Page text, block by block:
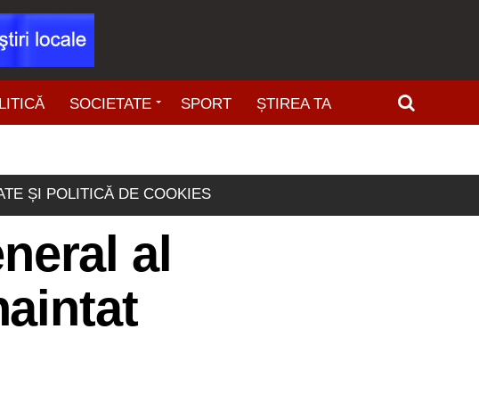
SOCIETATE SPORT ȘTIREA TA
ȘI POLITICĂ DE COOKIES
al